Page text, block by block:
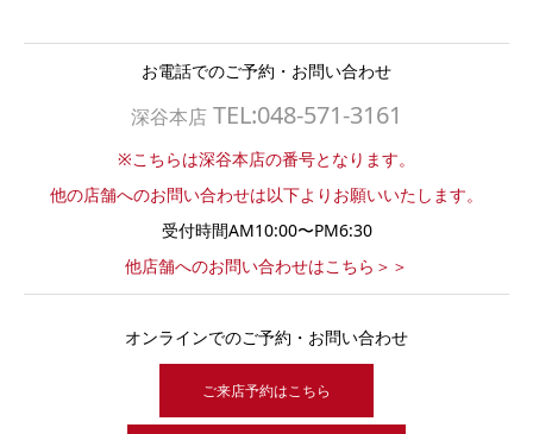
お電話でのご予約・お問い合わせ
深谷本店 TEL:048-571-3161
※こちらは深谷本店の番号となります。
他の店舗へのお問い合わせは以下よりお願いいたします。
受付時間AM10:00〜PM6:30
他店舗へのお問い合わせはこちら＞＞
オンラインでのご予約・お問い合わせ
ご来店予約はこちら